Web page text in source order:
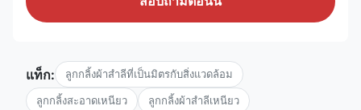
แท็ก: ลูกกลิ้งผ้าสำลีที่เป็นมิตรกับสิ่งแวดล้อม
ลูกกลิ้งสะอาดเหนียว ลูกกลิ้งผ้าสำลีเหนียว